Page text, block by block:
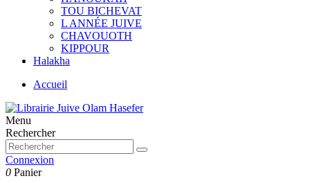
TOU BICHEVAT
L ANNÉE JUIVE
CHAVOUOTH
KIPPOUR
Halakha
Accueil
Menu
Rechercher
Connexion
0 Panier